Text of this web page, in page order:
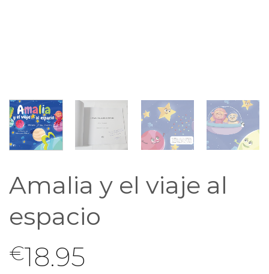
Amalia y el viaje al
espacio
€18.95